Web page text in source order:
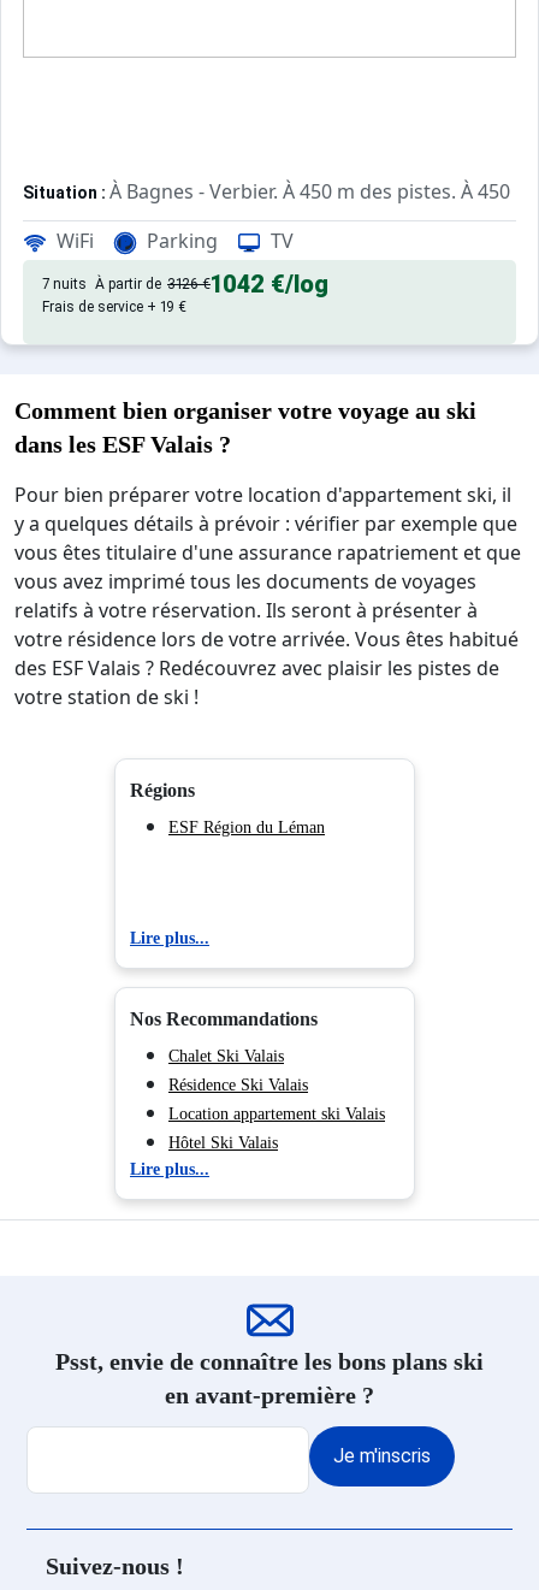
Situation : À Bagnes - Verbier. À 450 m des pistes. À 450
Appartement de particulier :, de 30 m² avec patio.
WiFi Parking TV
7 nuits À partir de 3126 €1042 €/log
Frais de service + 19 €
Comment bien organiser votre voyage au ski
dans les ESF Valais ?
Pour bien préparer votre location d'appartement ski, il
y a quelques détails à prévoir : vérifier par exemple que
vous êtes titulaire d'une assurance rapatriement et que
vous avez imprimé tous les documents de voyages
relatifs à votre réservation. Ils seront à présenter à
votre résidence lors de votre arrivée. Vous êtes habitué
des ESF Valais ? Redécouvrez avec plaisir les pistes de
votre station de ski !
Régions
ESF Région du Léman
Lire plus...
Nos Recommandations
Chalet Ski Valais
Résidence Ski Valais
Location appartement ski Valais
Hôtel Ski Valais
Lire plus...
Psst, envie de connaître les bons plans ski
en avant-première ?
Je m'inscris
Suivez-nous !